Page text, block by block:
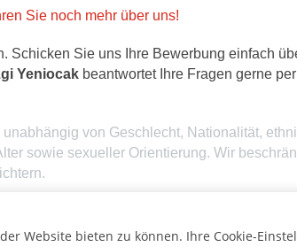
Website bieten zu können. Ihre Cookie-
Sie noch mehr über uns!
Schicken Sie uns Ihre Bewerbung einfach
Yeniocak beantwortet Ihre Fragen gerne per
von Geschlecht, Nationalität,
sowie sexueller Orientierung. Wir